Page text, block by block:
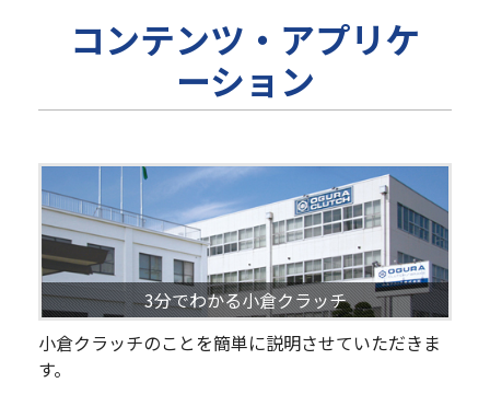
コンテンツ・アプリケ
ーション
3分でわかる小倉クラッチ
小倉クラッチのことを簡単に説明させていただきま
す。